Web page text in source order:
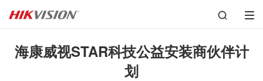
海康威视STAR科技公益安装商伙伴计
划